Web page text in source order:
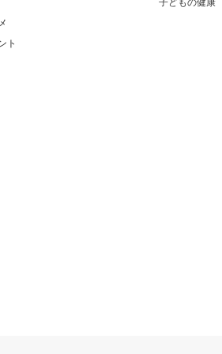
ト
子どもの健康